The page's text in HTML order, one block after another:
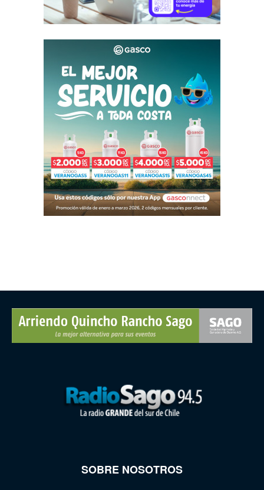
SOBRE NOSOTROS